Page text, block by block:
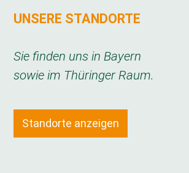
UNSERE STANDORTE
Sie finden uns in Bayern
sowie im Thüringer Raum.
Standorte anzeigen